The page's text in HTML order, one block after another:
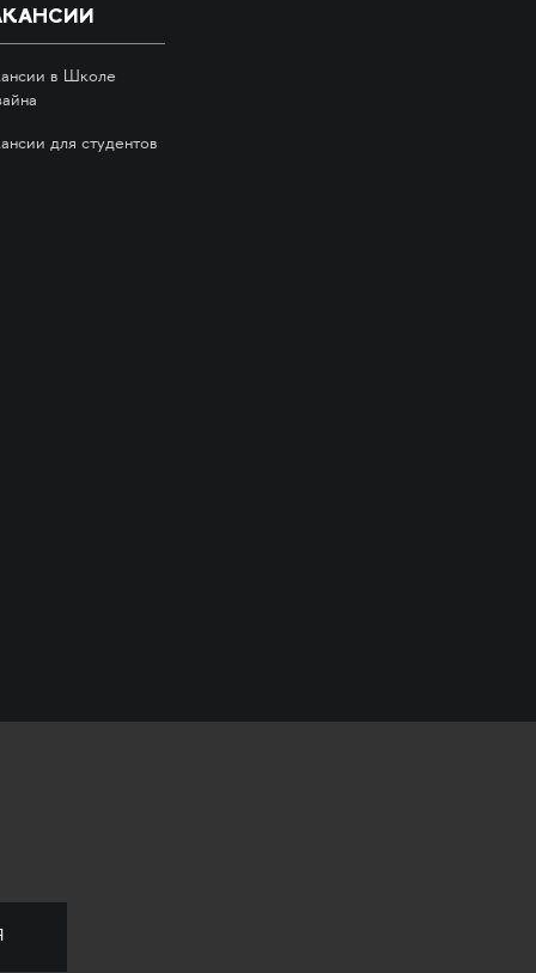
в Школе
для студентов